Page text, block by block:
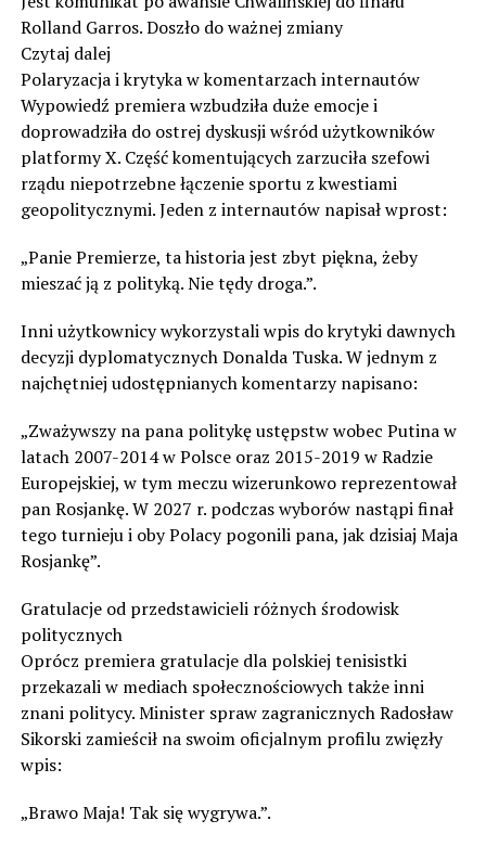
Rolland Garros. Doszło do ważnej zmiany
Czytaj dalej
Polaryzacja i krytyka w komentarzach internautów
Wypowiedź premiera wzbudziła duże emocje i
doprowadziła do ostrej dyskusji wśród użytkowników
platformy X. Część komentujących zarzuciła szefowi
rządu niepotrzebne łączenie sportu z kwestiami
geopolitycznymi. Jeden z internautów napisał wprost:
„Panie Premierze, ta historia jest zbyt piękna, żeby
mieszać ją z polityką. Nie tędy droga.”.
Inni użytkownicy wykorzystali wpis do krytyki dawnych
decyzji dyplomatycznych Donalda Tuska. W jednym z
najchętniej udostępnianych komentarzy napisano:
„Zważywszy na pana politykę ustępstw wobec Putina w
latach 2007-2014 w Polsce oraz 2015-2019 w Radzie
Europejskiej, w tym meczu wizerunkowo reprezentował
pan Rosjankę. W 2027 r. podczas wyborów nastąpi finał
tego turnieju i oby Polacy pogonili pana, jak dzisiaj Maja
Rosjankę”.
Gratulacje od przedstawicieli różnych środowisk
politycznych
Oprócz premiera gratulacje dla polskiej tenisistki
przekazali w mediach społecznościowych także inni
znani politycy. Minister spraw zagranicznych Radosław
Sikorski zamieścił na swoim oficjalnym profilu zwięzły
wpis:
„Brawo Maja! Tak się wygrywa.”.